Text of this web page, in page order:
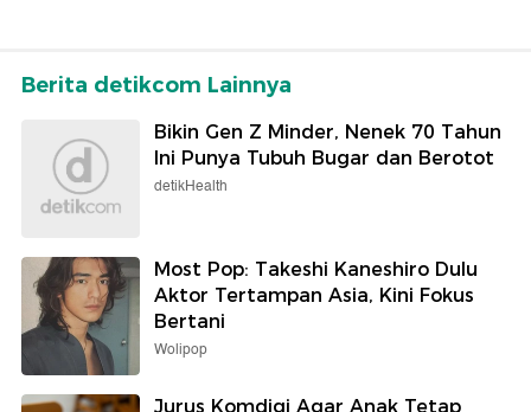
Berita detikcom Lainnya
Bikin Gen Z Minder, Nenek 70 Tahun
Ini Punya Tubuh Bugar dan Berotot
detikHealth
Most Pop: Takeshi Kaneshiro Dulu
Aktor Tertampan Asia, Kini Fokus
Bertani
Wolipop
Jurus Komdigi Agar Anak Tetap